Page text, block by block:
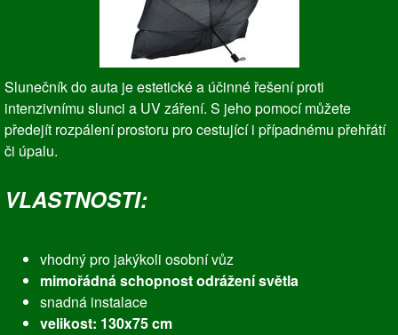
Slunečník do auta je estetické a účinné řešení proti
intenzivnímu slunci a UV záření. S jeho pomocí můžete
předejít rozpálení prostoru pro cestující i případnému přehřátí
či úpalu.
VLASTNOSTI:
vhodný pro jakýkoli osobní vůz
mimořádná schopnost odrážení světla
snadná instalace
velikost: 130x75 cm